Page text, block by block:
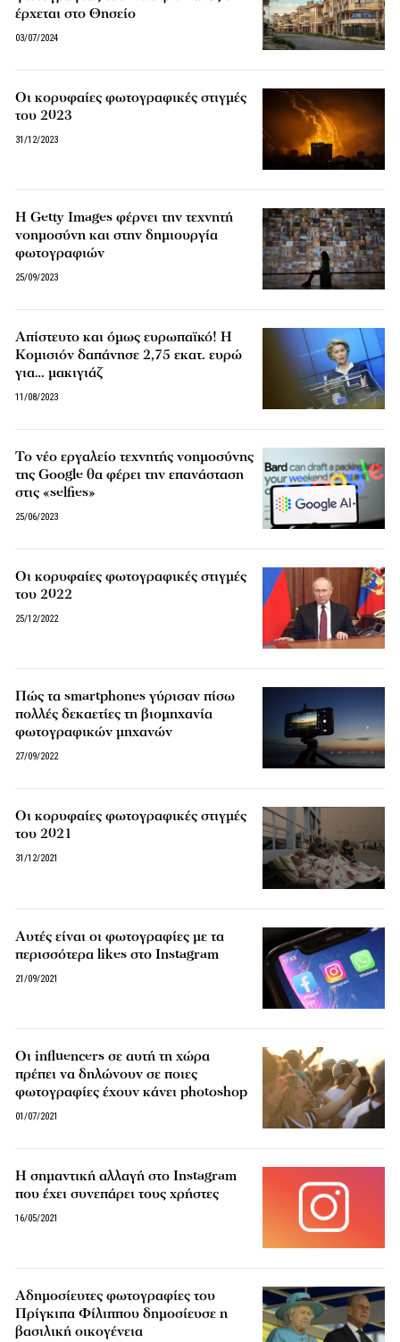
έρχεται στο Θησείο
03/07/2024
Οι κορυφαίες φωτογραφικές στιγμές
του 2023
31/12/2023
H Getty Images φέρνει την τεχνητή
νοημοσύνη και στην δημιουργία
φωτογραφιών
25/09/2023
Απίστευτο και όμως ευρωπαϊκό! Η
Κομισιόν δαπάνησε 2,75 εκατ. ευρώ
για… μακιγιάζ
11/08/2023
Το νέο εργαλείο τεχνητής νοημοσύνης
της Google θα φέρει την επανάσταση
στις «selfies»
25/06/2023
Οι κορυφαίες φωτογραφικές στιγμές
του 2022
25/12/2022
Πώς τα smartphones γύρισαν πίσω
πολλές δεκαετίες τη βιομηχανία
φωτογραφικών μηχανών
27/09/2022
Οι κορυφαίες φωτογραφικές στιγμές
του 2021
31/12/2021
Αυτές είναι οι φωτογραφίες με τα
περισσότερα likes στο Instagram
21/09/2021
Οι influencers σε αυτή τη χώρα
πρέπει να δηλώνουν σε ποιες
φωτογραφίες έχουν κάνει photoshop
01/07/2021
Η σημαντική αλλαγή στο Instagram
που έχει συνεπάρει τους χρήστες
16/05/2021
Αδημοσίευτες φωτογραφίες του
Πρίγκιπα Φίλιππου δημοσίευσε η
βασιλική οικογένεια